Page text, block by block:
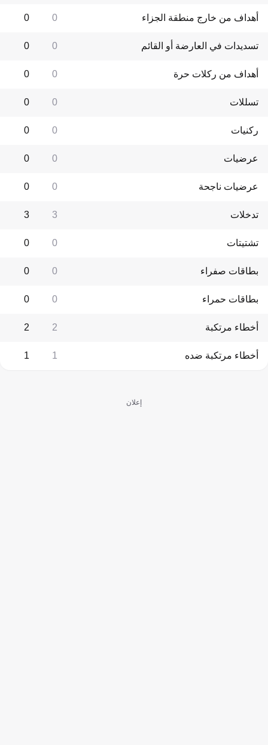
أهداف من خارج منطقة الجزاء 0
0
تسديدات في العارضة أو القائم 0
0
أهداف من ركلات حرة 0
0
تسللات 0
0
ركنيات 0
0
عرضيات 0
0
عرضيات ناجحة 0
0
تدخلات 3
3
تشتيتات 0
0
بطاقات صفراء 0
0
بطاقات حمراء 0
0
أخطاء مرتكبة 2
2
أخطاء مرتكبة ضده 1
1
إعلان